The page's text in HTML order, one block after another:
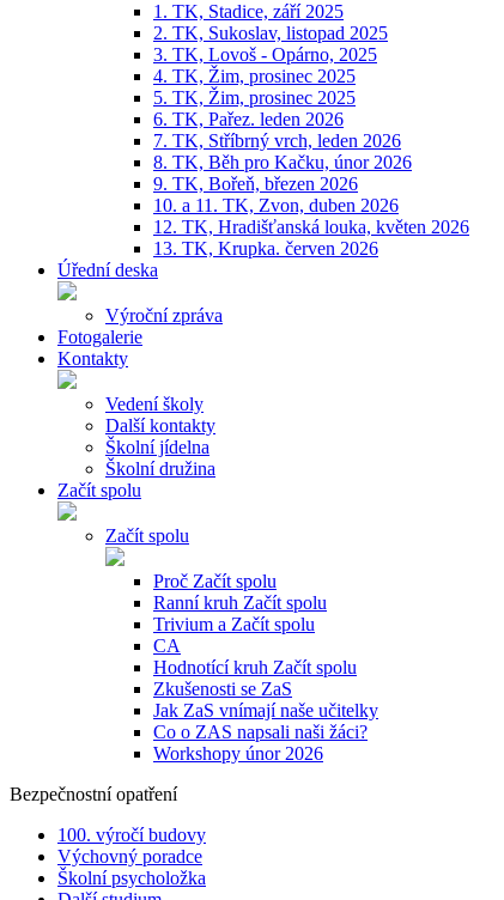
1. TK, Stadice, září 2025
2. TK, Sukoslav, listopad 2025
3. TK, Lovoš - Opárno, 2025
4. TK, Žim, prosinec 2025
5. TK, Žim, prosinec 2025
6. TK, Pařez. leden 2026
7. TK, Stříbrný vrch, leden 2026
8. TK, Běh pro Kačku, únor 2026
9. TK, Bořeň, březen 2026
10. a 11. TK, Zvon, duben 2026
12. TK, Hradišťanská louka, květen 2026
13. TK, Krupka. červen 2026
Úřední deska
Výroční zpráva
Fotogalerie
Kontakty
Vedení školy
Další kontakty
Školní jídelna
Školní družina
Začít spolu
Začít spolu
Proč Začít spolu
Ranní kruh Začít spolu
Trivium a Začít spolu
CA
Hodnotící kruh Začít spolu
Zkušenosti se ZaS
Jak ZaS vnímají naše učitelky
Co o ZAS napsali naši žáci?
Workshopy únor 2026
Bezpečnostní opatření
100. výročí budovy
Výchovný poradce
Školní psycholožka